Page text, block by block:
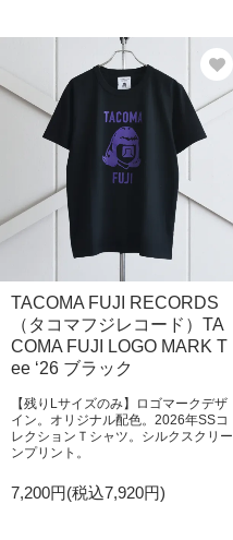
TACOMA FUJI RECORDS
（タコマフジレコード）TA
COMA FUJI LOGO MARK T
ee ‘26 ブラック
【残りLサイズのみ】ロゴマークデザ
イン。オリジナル配色。2026年SSコ
レクションＴシャツ。シルクスクリー
ンプリント。
7,200円(税込7,920円)